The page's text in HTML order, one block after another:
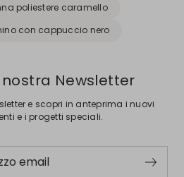
poliestere caramello
con cappuccio nero
Newsletter
e scopri in anteprima i nuovi
e i progetti speciali.
email